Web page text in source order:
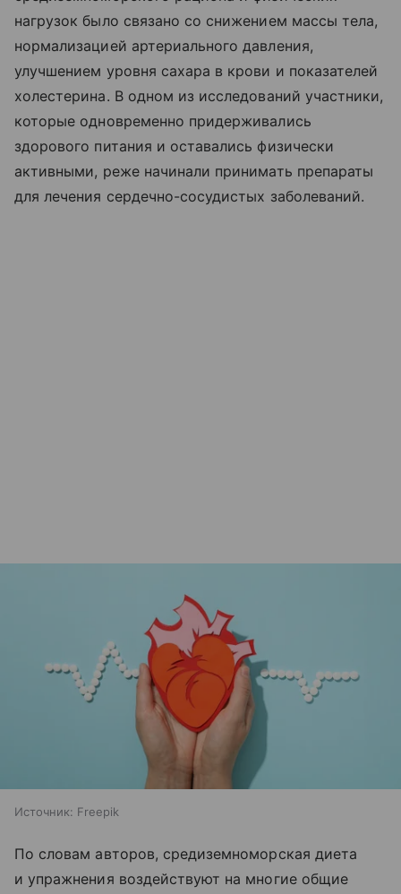
нагрузок было связано со снижением массы тела,
нормализацией артериального давления,
улучшением уровня сахара в крови и показателей
холестерина. В одном из исследований участники,
которые одновременно придерживались
здорового питания и оставались физически
активными, реже начинали принимать препараты
для лечения сердечно-сосудистых заболеваний.
Источник: Freepik
По словам авторов, средиземноморская диета
и упражнения воздействуют на многие общие